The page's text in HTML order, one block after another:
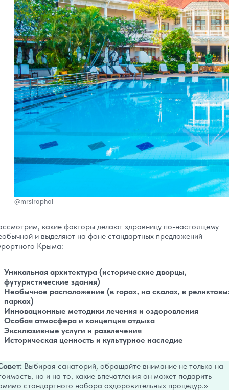
@mrsiraphol
какие факторы делают здравницу по-настоящему
и выделяют на фоне стандартных предложений
Крыма:
Уникальная архитектура (исторические дворцы,
футуристические здания)
Необычное расположение (в горах, на скалах, в
парках)
Инновационные методики лечения и оздоровления
Особая атмосфера и концепция отдыха
Эксклюзивные услуги и развлечения
Историческая ценность и культурное наследие
Выбирая санаторий, обращайте внимание не только на
но и на то, какие впечатления он может подарить
стандартного набора оздоровительных процедур.